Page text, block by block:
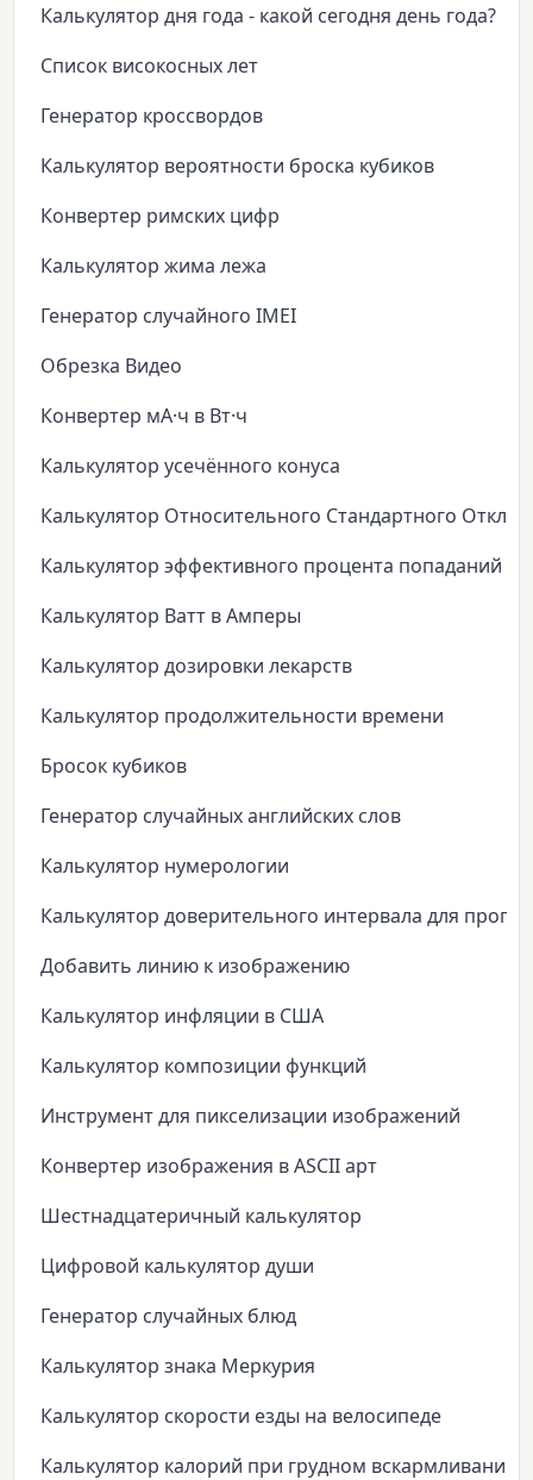
Калькулятор дня года - какой сегодня день года?
Список високосных лет
Генератор кроссвордов
Калькулятор вероятности броска кубиков
Конвертер римских цифр
Калькулятор жима лежа
Генератор случайного IMEI
Обрезка Видео
Конвертер мА·ч в Вт·ч
Калькулятор усечённого конуса
Калькулятор Относительного Стандартного
Калькулятор эффективного процента попаданий
Калькулятор Ватт в Амперы
Калькулятор дозировки лекарств
Калькулятор продолжительности времени
Бросок кубиков
Генератор случайных английских слов
Калькулятор нумерологии
Калькулятор доверительного интервала для
Добавить линию к изображению
Калькулятор инфляции в США
Калькулятор композиции функций
Инструмент для пикселизации изображений
Конвертер изображения в ASCII арт
Шестнадцатеричный калькулятор
Цифровой калькулятор души
Генератор случайных блюд
Калькулятор знака Меркурия
Калькулятор скорости езды на велосипеде
Калькулятор калорий при грудном вскармливании